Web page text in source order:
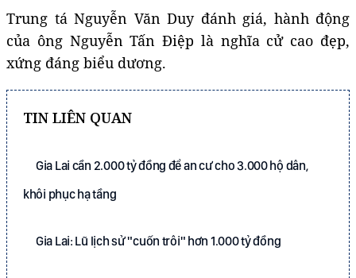
Trung tá Nguyễn Văn Duy đánh giá, hành động
của ông Nguyễn Tấn Điệp là nghĩa cử cao đẹp,
xứng đáng biểu dương.
TIN LIÊN QUAN
Gia Lai cần 2.000 tỷ đồng để an cư cho 3.000 hộ dân,
khôi phục hạ tầng
Gia Lai: Lũ lịch sử "cuốn trôi" hơn 1.000 tỷ đồng